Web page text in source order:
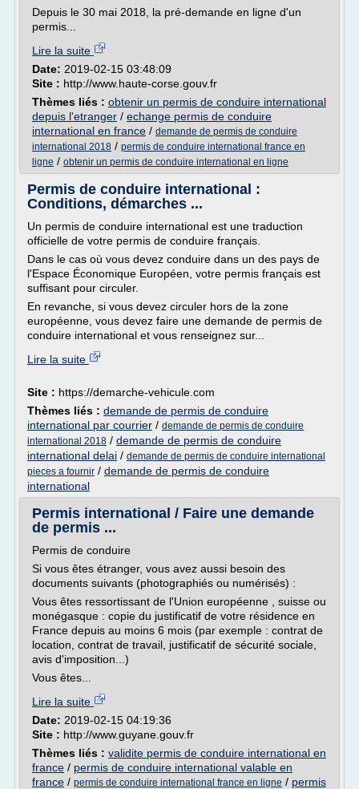
Depuis le 30 mai 2018, la pré-demande en ligne d'un
permis...
Lire la suite
Date: 2019-02-15 03:48:09
Site : http://www.haute-corse.gouv.fr
Thèmes liés : obtenir un permis de conduire international
depuis l'etranger / echange permis de conduire
international en france / demande de permis de conduire
international 2018 / permis de conduire international france en
ligne / obtenir un permis de conduire international en ligne
Permis de conduire international :
Conditions, démarches ...
Un permis de conduire international est une traduction
officielle de votre permis de conduire français.
Dans le cas où vous devez conduire dans un des pays de
l'Espace Économique Européen, votre permis français est
suffisant pour circuler.
En revanche, si vous devez circuler hors de la zone
européenne, vous devez faire une demande de permis de
conduire international et vous renseignez sur...
Lire la suite
Site : https://demarche-vehicule.com
Thèmes liés : demande de permis de conduire
international par courrier / demande de permis de conduire
international 2018 / demande de permis de conduire
international delai / demande de permis de conduire international
pieces a fournir / demande de permis de conduire
international
Permis international / Faire une demande
de permis ...
Permis de conduire
Si vous êtes étranger, vous avez aussi besoin des
documents suivants (photographiés ou numérisés) :
Vous êtes ressortissant de l'Union européenne , suisse ou
monégasque : copie du justificatif de votre résidence en
France depuis au moins 6 mois (par exemple : contrat de
location, contrat de travail, justificatif de sécurité sociale,
avis d'imposition...)
Vous êtes...
Lire la suite
Date: 2019-02-15 04:19:36
Site : http://www.guyane.gouv.fr
Thèmes liés : validite permis de conduire international en
france / permis de conduire international valable en
france / permis de conduire international france en ligne / permis